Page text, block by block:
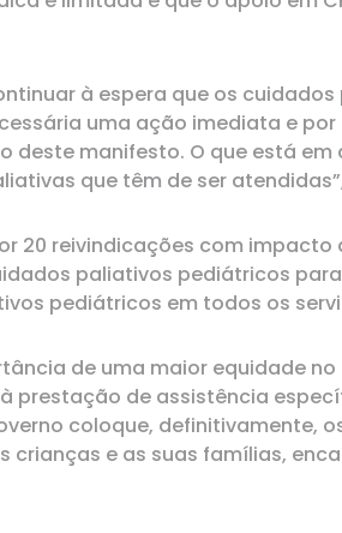
à espera que os
uma ação imediata e
deste manifesto. O que está
que têm de ser
20 reivindicações com
paliativos pediátricos
pediátricos em todos os
de uma maior equidade
prestação de assistência
coloque, definitivamente,
crianças e as suas famílias,